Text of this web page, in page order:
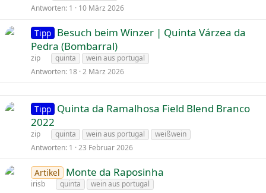
Antworten 1 10 März 2026
Tipp Besuch beim Winzer | Quinta Várzea da
Pedra (Bombarral)
zip quinta
wein aus portugal
Antworten 18 2 März 2026
Tipp Quinta da Ramalhosa Field Blend Branco
2022
zip quinta wein aus portugal
weißwein
Antworten 1 23 Februar 2026
Artikel Monte da Raposinha
irisb quinta
wein aus portugal